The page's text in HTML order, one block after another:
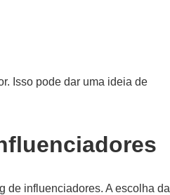
Isso pode dar uma ideia de
de influenciadores. A escolha da